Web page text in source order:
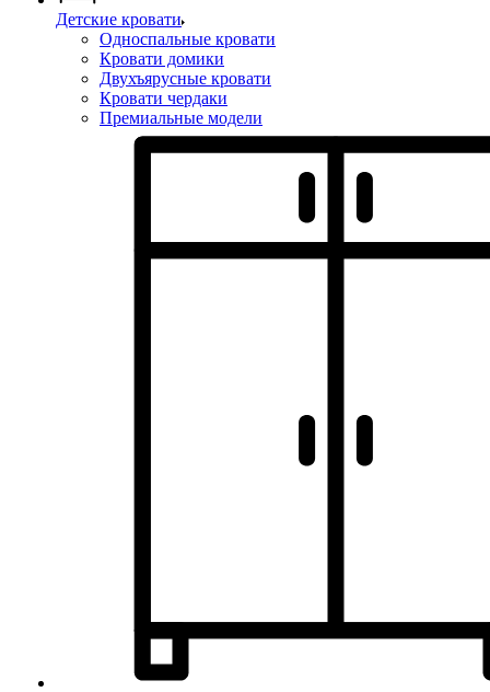
Детские кровати
Односпальные кровати
Кровати домики
Двухъярусные кровати
Кровати чердаки
Премиальные модели